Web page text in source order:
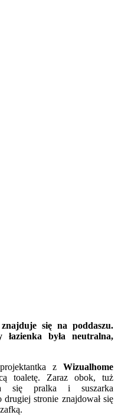
się na poddaszu.
była neutralna,
z Wizualhome
toaletę. Zaraz obok, tuż
się pralka i suszarka
stronie znajdował się